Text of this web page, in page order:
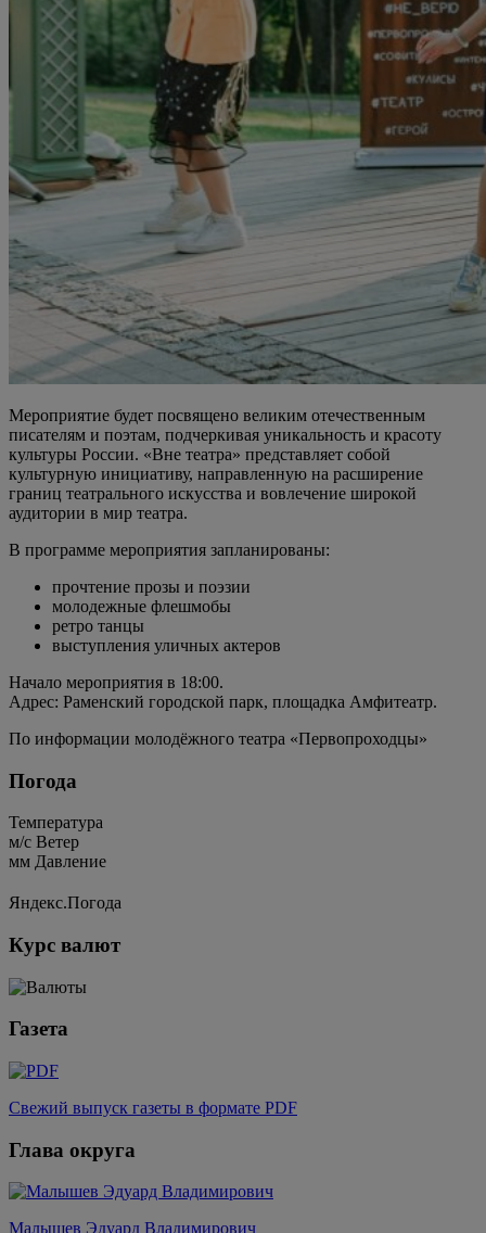
Мероприятие будет посвящено великим отечественным
писателям и поэтам, подчеркивая уникальность и красоту
культуры России. «Вне театра» представляет собой
культурную инициативу, направленную на расширение
границ театрального искусства и вовлечение широкой
аудитории в мир театра.
В программе мероприятия запланированы:
прочтение прозы и поэзии
молодежные флешмобы
ретро танцы
выступления уличных актеров
Начало мероприятия в 18:00.
Адрес: Раменский городской парк, площадка Амфитеатр.
По информации молодёжного театра «Первопроходцы»
Погода
Температура
м/c Ветер
мм Давление
Яндекс.Погода
Курс валют
Газета
Свежий выпуск газеты в формате PDF
Глава округа
Малышев Эдуард Владимирович